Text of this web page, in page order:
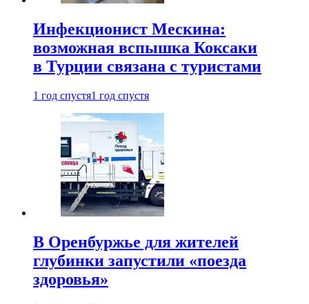
Инфекционист Мескина:
возможная вспышка Коксаки
в Турции связана с туристами
1 год спустя1 год спустя
В Оренбуржье для жителей
глубинки запустили «поезда
здоровья»